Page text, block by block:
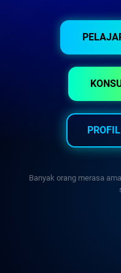
Banyak orang merasa